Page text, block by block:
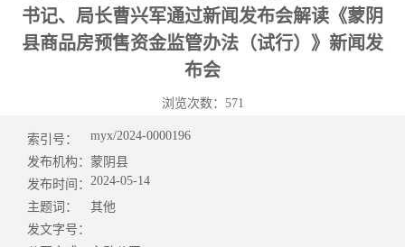
书记、局长曹兴军通过新闻发布会解读《蒙阴
县商品房预售资金监管办法（试行）》新闻发
布会
浏览次数： 571
索引号：
myx/2024-0000196
发布机构： 蒙阴县
发布时间： 2024-05-14
主题词：
其他
发文字号：